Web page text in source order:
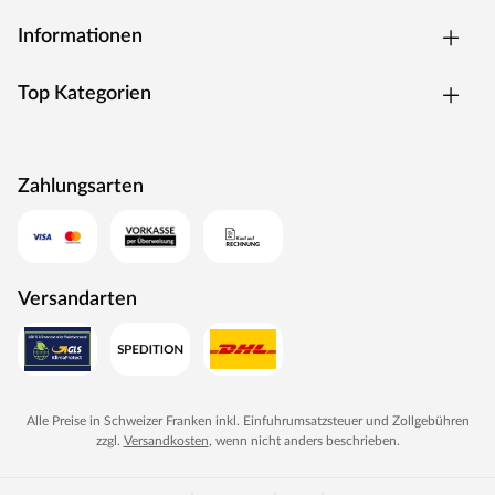
Innovative Materialien, hochwertiges Holz und günstige
wenig Geld.
Informationen
Top Kategorien
Zahlungsarten
Versandarten
Alle Preise in Schweizer Franken inkl. Einfuhrumsatzsteuer und Zollgebühren
zzgl. Versandkosten, wenn nicht anders beschrieben.